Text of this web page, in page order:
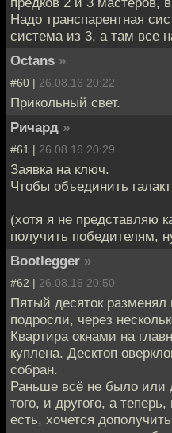
Надо транспарентная
система из 3, а там все
Octans »
#60 | 26.08.16 20:22
Прикольный свет.
Ричард »
#61 | 26.08.16 20:29
Заявка на ключ.
Чтобы объединить
(хотя я не представляю
получить победителям,
Bootlegger »
#62 | 26.08.16 20:50
Пятый десяток
подросли, через
Квартира окнами на
куплена. Десктоп
собран.
Раньше всё не было или
того, и другого, а
есть, хочется